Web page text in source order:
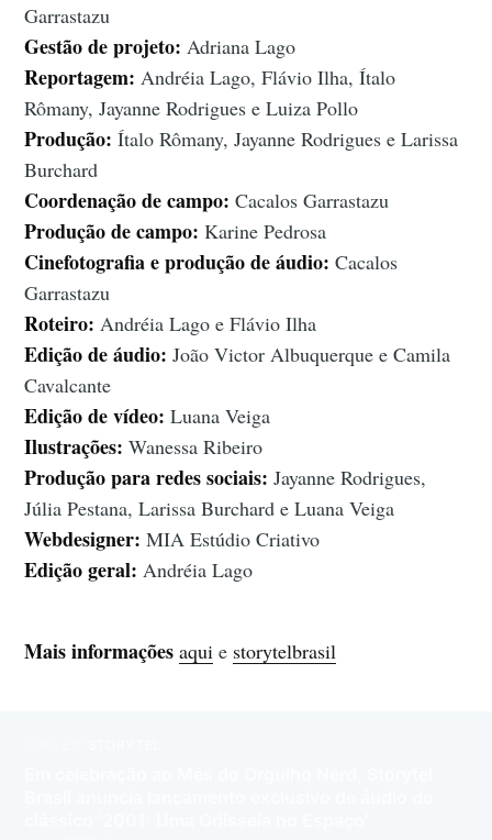
Garrastazu
Gestão de projeto: Adriana Lago
Reportagem: Andréia Lago, Flávio Ilha, Ítalo
Rômany, Jayanne Rodrigues e Luiza Pollo
Produção: Ítalo Rômany, Jayanne Rodrigues e Larissa
Burchard
Coordenação de campo: Cacalos Garrastazu
Produção de campo: Karine Pedrosa
Cinefotografia e produção de áudio: Cacalos
Garrastazu
Roteiro: Andréia Lago e Flávio Ilha
Edição de áudio: João Victor Albuquerque e Camila
Cavalcante
Edição de vídeo:Luana Veiga
Ilustrações:Wanessa Ribeiro
Produção para redes sociais: Jayanne Rodrigues,
Júlia Pestana, Larissa Burchard e Luana Veiga
Webdesigner: MIA Estúdio Criativo
Edição geral: Andréia Lago
Mais informaçõesaqui e storytelbrasil